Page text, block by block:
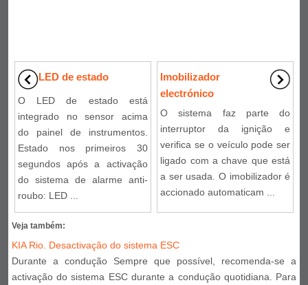
LED de estado
O LED de estado está
integrado no sensor acima
do painel de instrumentos.
Estado nos primeiros 30
segundos após a activação
do sistema de alarme anti-
roubo: LED ...
Imobilizador
electrónico
O sistema faz parte do
interruptor da ignição e
verifica se o veículo pode ser
ligado com a chave que está
a ser usada. O imobilizador é
accionado automaticam ...
Veja também:
KIA Rio. Desactivação do sistema ESC
Durante a condução Sempre que possível, recomenda-se a
activação do sistema ESC durante a condução quotidiana. Para